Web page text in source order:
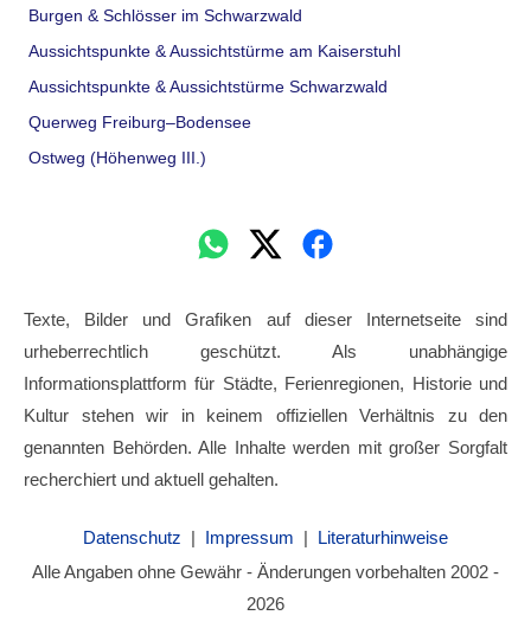
Burgen & Schlösser im Schwarzwald
Aussichtspunkte & Aussichtstürme am Kaiserstuhl
Aussichtspunkte & Aussichtstürme Schwarzwald
Querweg Freiburg–Bodensee
Ostweg (Höhenweg III.)
Texte, Bilder und Grafiken auf dieser Internetseite sind
urheberrechtlich geschützt. Als unabhängige
Informationsplattform für Städte, Ferienregionen, Historie und
Kultur stehen wir in keinem offiziellen Verhältnis zu den
genannten Behörden. Alle Inhalte werden mit großer Sorgfalt
recherchiert und aktuell gehalten.
Datenschutz | Impressum | Literaturhinweise
Alle Angaben ohne Gewähr - Änderungen vorbehalten 2002 -
2026